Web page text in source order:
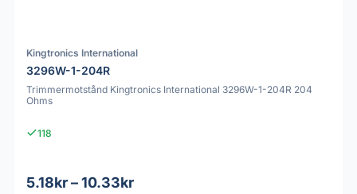
Kingtronics International
3296W-1-204R
Trimmermotstånd Kingtronics International 3296W-1-204R 204
Ohms
118
5.18kr – 10.33kr